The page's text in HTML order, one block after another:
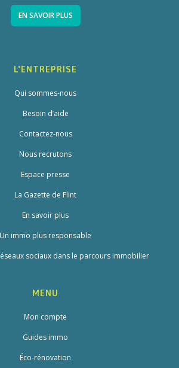
EN SAVOIR PLUS
L'ENTREPRISE
Qui sommes-nous
Besoin d’aide
Contactez-nous
Nous recrutons
Espace presse
La Gazette de Flint
En savoir plus
Un immo plus responsable
sociaux dans le parcours immobilier
MENU
Mon compte
Guides immo
Éco-rénovation